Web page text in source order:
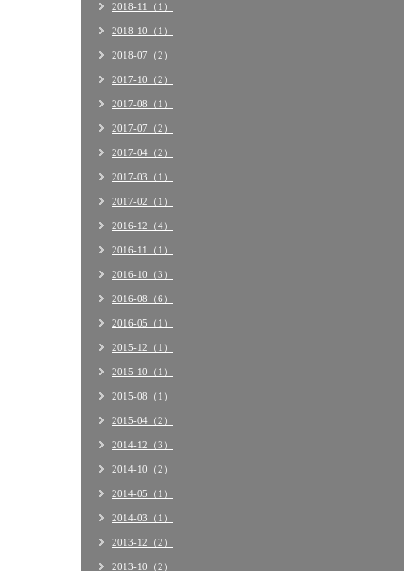
2018-11（1）
2018-10（1）
2018-07（2）
2017-10（2）
2017-08（1）
2017-07（2）
2017-04（2）
2017-03（1）
2017-02（1）
2016-12（4）
2016-11（1）
2016-10（3）
2016-08（6）
2016-05（1）
2015-12（1）
2015-10（1）
2015-08（1）
2015-04（2）
2014-12（3）
2014-10（2）
2014-05（1）
2014-03（1）
2013-12（2）
2013-10（2）